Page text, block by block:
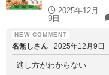
2025年12月
9日
名無しさん 2025年12月9日
逃し方がわからない